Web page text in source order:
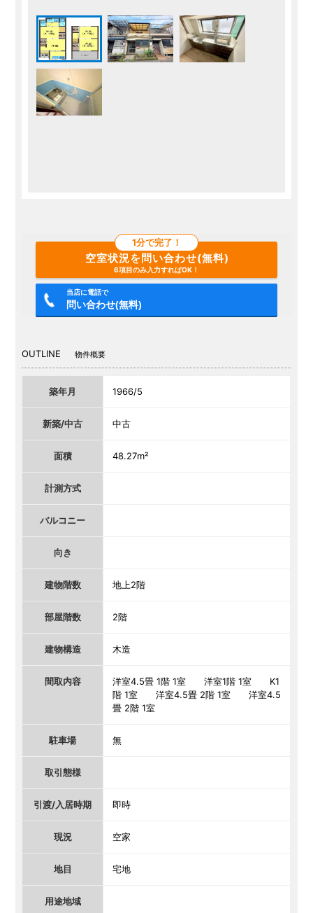
1分で完了！
空室状況を問い合わせ(無料)
6項目のみ入力すればOK！
当店に電話で
問い合わせ(無料)
OUTLINE 物件概要
築年月 1966/5
新築/中古 中古
面積 48.27m²
計測方式
バルコニー
向き
建物階数 地上2階
部屋階数 2階
建物構造 木造
間取内容
洋室4.5畳 1階 1室 洋室1階 1室 K1
階 1室 洋室4.5畳 2階 1室 洋室4.5
畳 2階 1室
駐車場 無
取引態様
引渡/入居時期 即時
現況 空家
地目 宅地
用途地域